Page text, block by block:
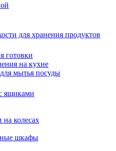
для хранения продуктов
готовки
на кухне
мытья посуды
ящиками
колесах
шкафы